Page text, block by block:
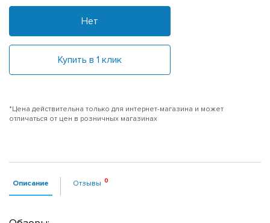
Нет
Купить в 1 клик
*Цена действительна только для интернет-магазина и может
отличаться от цен в розничных магазинах
Описание Отзывы